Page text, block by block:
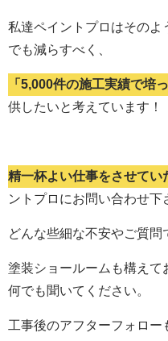
私達ペイントプロはそのよ
でも減らすべく、
「5,000件の施工実績で培
供したいと考えています！
精一杯よい仕事をさせてい
ントプロにお問い合わせ下
どんな些細な不安やご質問
塗装ショールームも構えて
何でも聞いてください。
工事後のアフターフォロ